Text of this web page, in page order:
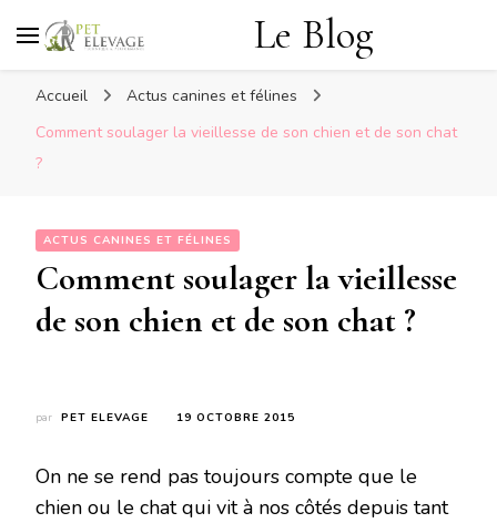
Le Blog
Accueil
Actus canines et félines
Comment soulager la vieillesse de son chien et de son chat
?
ACTUS CANINES ET FÉLINES
Comment soulager la vieillesse
de son chien et de son chat ?
par PET ELEVAGE 19 OCTOBRE 2015
On ne se rend pas toujours compte que le
chien ou le chat qui vit à nos côtés depuis tant